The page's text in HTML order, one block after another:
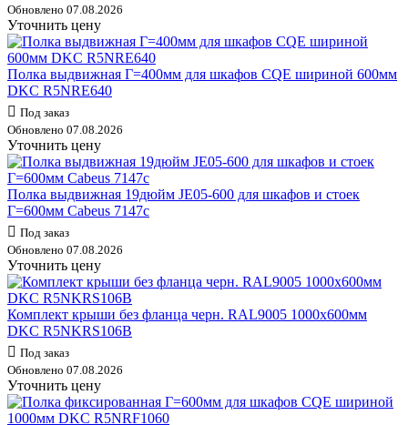
Обновлено 07.08.2026
Уточнить цену
Полка выдвижная Г=400мм для шкафов CQE шириной 600мм
DKC R5NRE640
Под заказ
Обновлено 07.08.2026
Уточнить цену
Полка выдвижная 19дюйм JE05-600 для шкафов и стоек
Г=600мм Cabeus 7147c
Под заказ
Обновлено 07.08.2026
Уточнить цену
Комплект крыши без фланца черн. RAL9005 1000х600мм
DKC R5NKRS106B
Под заказ
Обновлено 07.08.2026
Уточнить цену